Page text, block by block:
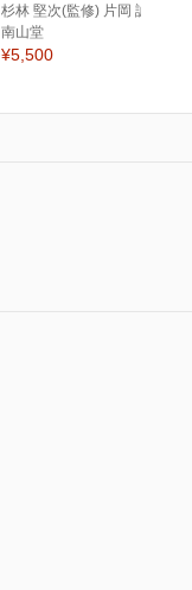
杉林 堅次(監修) 片岡 誠(編集)
南山堂
¥5,500